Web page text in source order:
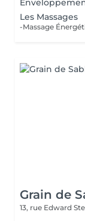
Les Massages
Grain de
13, rue Edward